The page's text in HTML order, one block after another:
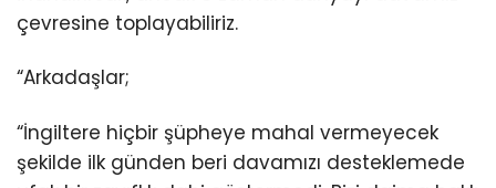
çevresine toplayabiliriz.
“Arkadaşlar;
“İngiltere hiçbir şüpheye mahal vermeyecek
şekilde ilk günden beri davamızı desteklemede